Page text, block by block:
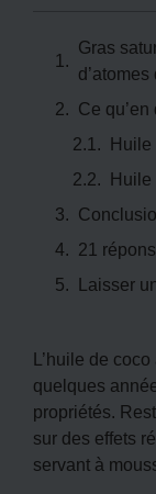
Gras
Ce
Huile
Huile
21
Laisser
L’huile de
quelques
propriétés.
sur des effets
servant à